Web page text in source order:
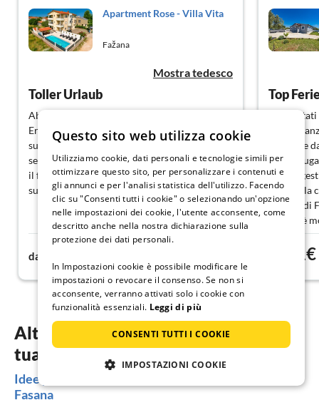
Apartment Rose - Villa Vita
Fažana
Mostra tedesco
Toller Urlaub
Abbiamo avuto tutta la casa per tre famiglie.
Era tutto come concordato in precedenza e
super organizzato. Ottima vacanza e ottimo
servizio. Per questioni che sono emerse, come
il frigorifero che non raffredda bene, è stato
subito fornito uno nuovo. Volentieri di nuovo.
da
Top
Siamo
casa
A partire
signor
Mario
tranquilla
spiagge di
La casa è
di cui si
dotata di
Quando
In
91€
Altra ispirazione per organizzare la
tua vacanza
Idee per le vacanze a Fasana - case vacanza in
Fasana
Questo sito web utilizza cookie
Utilizziamo cookie, dati personali e tecnologie simili per
ottimizzare questo sito, per personalizzare i contenuti e
gli annunci e per l'analisi statistica dell'utilizzo. Facendo
clic su "Consenti tutti i cookie" o selezionando un'opzione
nelle impostazioni dei cookie, l'utente acconsente, come
descritto anche nella nostra dichiarazione sulla
protezione dei dati personali.
In Impostazioni cookie è possibile modificare le
impostazioni o revocare il consenso. Se non si
acconsente, verranno attivati solo i cookie con
funzionalità essenziali. Leggi di più
CONSENTI TUTTI I COOKIE
IMPOSTAZIONI COOKIE